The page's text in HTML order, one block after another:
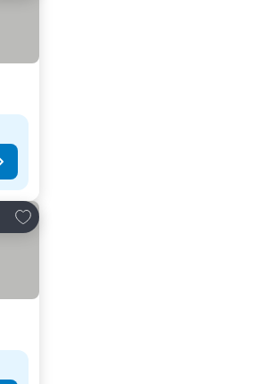
Dodati u favorite